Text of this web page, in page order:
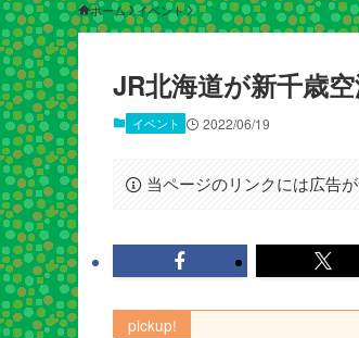
ホーム イベント
JR北海道が新千歳
イベント 2022/06/19
当ページのリンクには広告が
pickup!